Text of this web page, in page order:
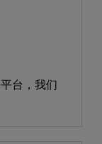
台，我们